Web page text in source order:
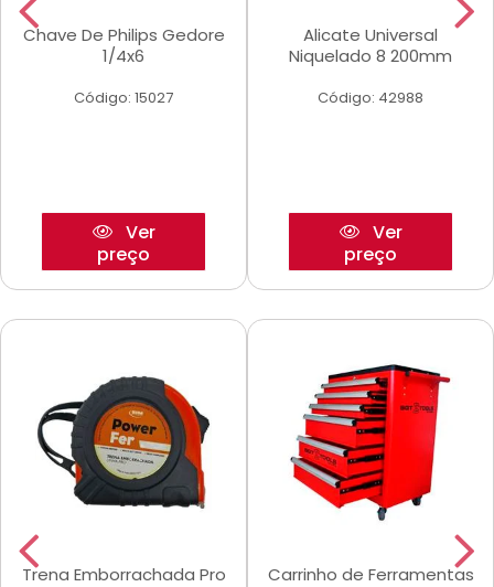
Chave De Philips Gedore
1/4x6
Código: 15027
Ver
preço
Alicate Universal
Niquelado 8 200mm
Código: 42988
Ver
preço
Trena Emborrachada Pro
Carrinho de Ferramentas